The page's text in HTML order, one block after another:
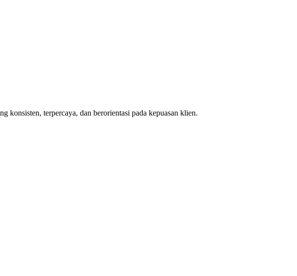
konsisten, terpercaya, dan berorientasi pada kepuasan klien.